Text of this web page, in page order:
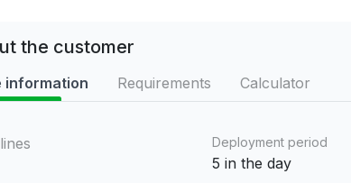
the customer
information Requirements Calculator
Deployment period
5 in the day